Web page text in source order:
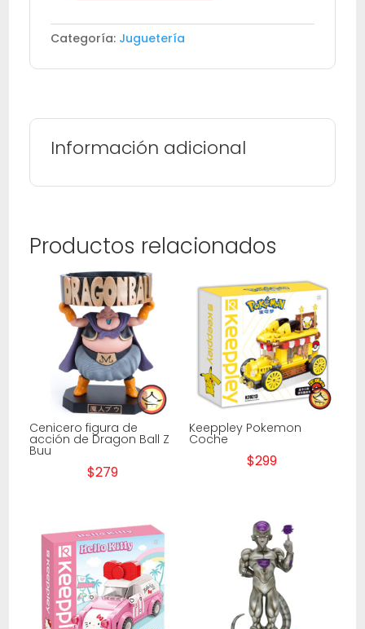
KITTY
CHICO
cantidad
Categoría: Juguetería
Información adicional
Productos relacionados
Cenicero figura de
acción de Dragon Ball Z
Buu
$279
Keeppley Pokemon
Coche
$299